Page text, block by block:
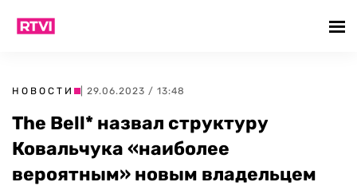
НОВОСТИ | 29.06.2023 / 13:48
The Bell* назвал структуру
Ковальчука «наиболее
вероятным» новым владельцем